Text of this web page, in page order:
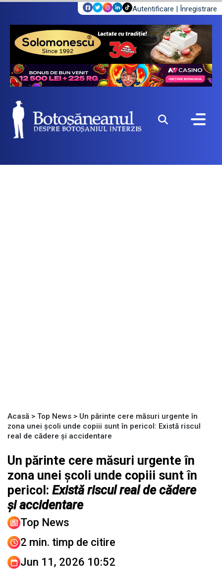
Autentificare | Înregistrare
Acasă > Top News > Un părinte cere măsuri urgente în
zona unei școli unde copiii sunt în pericol: Există riscul
real de cădere și accidentare
Un părinte cere măsuri urgente în
zona unei școli unde copiii sunt în
pericol: Există riscul real de cădere
și accidentare
Top News
2 min. timp de citire
Jun 11, 2026 10:52